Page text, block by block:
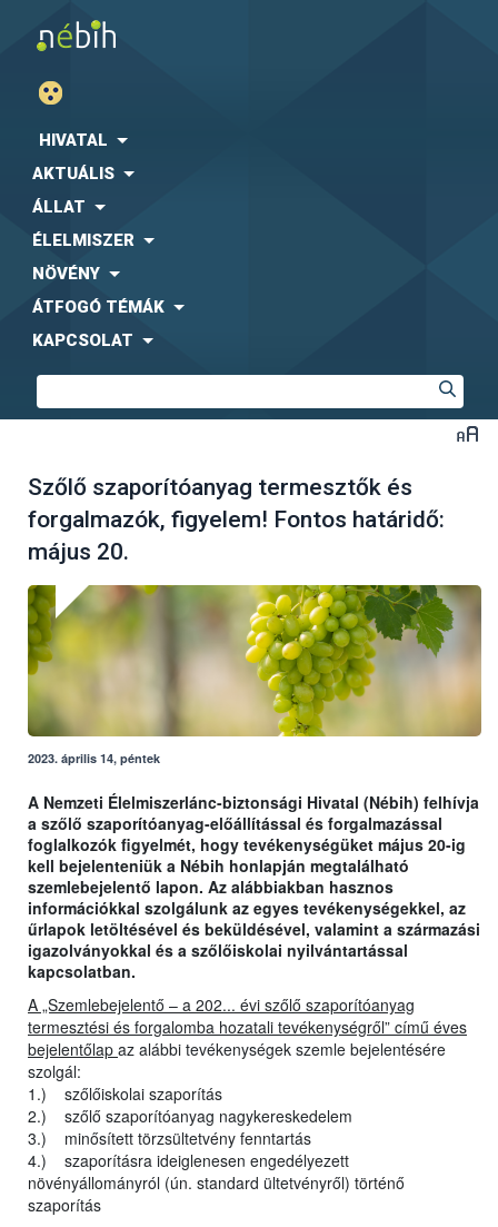
HIVATAL
AKTUÁLIS
ÁLLAT
ÉLELMISZER
NÖVÉNY
ÁTFOGÓ TÉMÁK
KAPCSOLAT
Szőlő szaporítóanyag termesztők és
forgalmazók, figyelem! Fontos határidő:
május 20.
2023. április 14, péntek
A Nemzeti Élelmiszerlánc-biztonsági Hivatal (Nébih) felhívja
a szőlő szaporítóanyag-előállítással és forgalmazással
foglalkozók figyelmét, hogy tevékenységüket május 20-ig
kell bejelenteniük a Nébih honlapján megtalálható
szemlebejelentő lapon. Az alábbiakban hasznos
információkkal szolgálunk az egyes tevékenységekkel, az
űrlapok letöltésével és beküldésével, valamint a származási
igazolványokkal és a szőlőiskolai nyilvántartással
kapcsolatban.
A „Szemlebejelentő – a 202... évi szőlő szaporítóanyag
termesztési és forgalomba hozatali tevékenységről” című éves
bejelentőlap az alábbi tevékenységek szemle bejelentésére
szolgál:
1.) szőlőiskolai szaporítás
2.) szőlő szaporítóanyag nagykereskedelem
3.) minősített törzsültetvény fenntartás
4.) szaporításra ideiglenesen engedélyezett
növényállományról (ún. standard ültetvényről) történő
szaporítás